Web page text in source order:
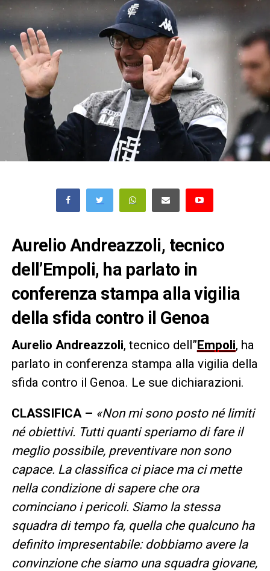
Aurelio Andreazzoli, tecnico
dell’Empoli, ha parlato in
conferenza stampa alla vigilia
della sfida contro il Genoa
Aurelio Andreazzoli, tecnico dell”Empoli, ha
parlato in conferenza stampa alla vigilia della
sfida contro il Genoa. Le sue dichiarazioni.
CLASSIFICA – «Non mi sono posto né limiti
né obiettivi. Tutti quanti speriamo di fare il
meglio possibile, preventivare non sono
capace. La classifica ci piace ma ci mette
nella condizione di sapere che ora
cominciano i pericoli. Siamo la stessa
squadra di tempo fa, quella che qualcuno ha
definito impresentabile: dobbiamo avere la
convinzione che siamo una squadra giovane,